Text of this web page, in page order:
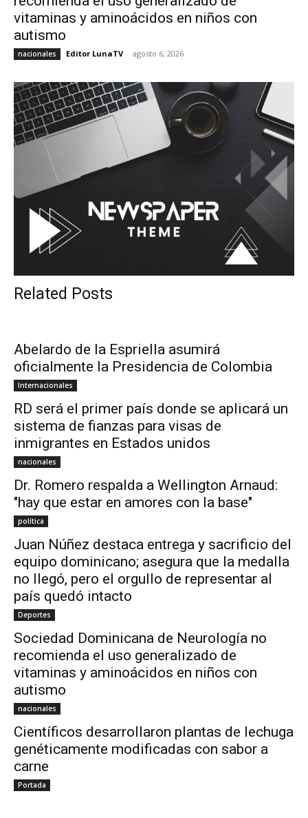
vitaminas y aminoácidos en niños con
autismo
nacionales Editor LunaTV - agosto 6, 2026
Related Posts
Abelardo de la Espriella asumirá
oficialmente la Presidencia de Colombia
Internacionales
RD será el primer país donde se aplicará un
sistema de fianzas para visas de
inmigrantes en Estados unidos
nacionales
Dr. Romero respalda a Wellington Arnaud:
"hay que estar en amores con la base"
política
Juan Núñez destaca entrega y sacrificio del
equipo dominicano; asegura que la medalla
no llegó, pero el orgullo de representar al
país quedó intacto
Deportes
Sociedad Dominicana de Neurología no
recomienda el uso generalizado de
vitaminas y aminoácidos en niños con
autismo
nacionales
Científicos desarrollaron plantas de lechuga
genéticamente modificadas con sabor a
carne
Portada